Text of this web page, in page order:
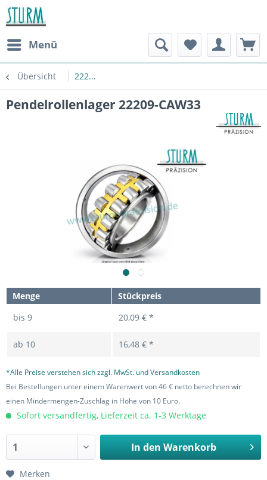
Menü
Übersicht 222...
Pendelrollenlager 22209-CAW33
Menge
Stückpreis
bis 9 20,09 € *
ab 10 16,48 € *
*Alle Preise verstehen sich zzgl. MwSt. und Versandkosten
Bei Bestellungen unter einem Warenwert von 46 € netto berechnen wir
einen Mindermengen-Zuschlag in Höhe von 10 Euro.
Sofort versandfertig, Lieferzeit ca. 1-3 Werktage
In den Warenkorb
Merken